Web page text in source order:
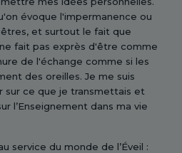
évoque l'impermanence ou
et surtout le fait que
fait pas exprès d'être comme
de l'échange comme si les
des oreilles. Je me suis
sur ce que je transmettais et
l’Enseignement dans ma vie
service du monde de l’Éveil :